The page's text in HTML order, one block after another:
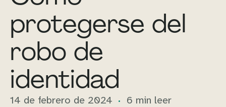
protegerse del
robo de
identidad
14 de febrero de 2024 6 min leer